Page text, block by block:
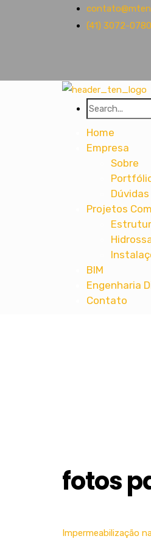
(41) 3072-0780
Home
Empresa
Sobre
Dúvidas
Projetos
BIM
Engenharia
Contato
fotos
Impermeabilização